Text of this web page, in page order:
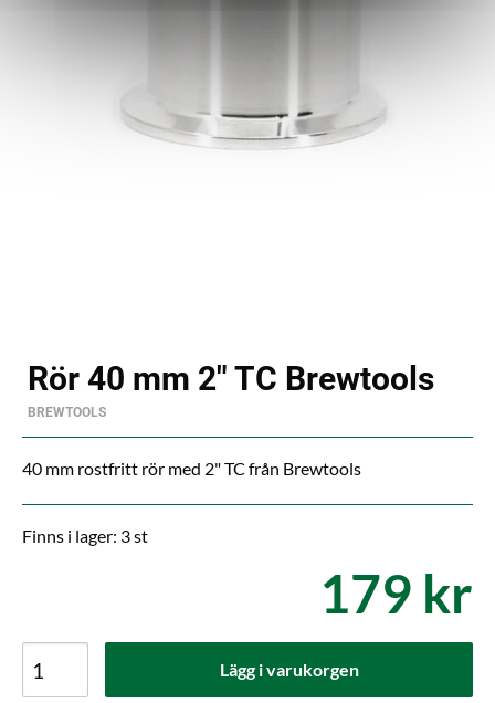
Rör 40 mm 2" TC Brewtools
BREWTOOLS
40 mm rostfritt rör med 2" TC från Brewtools
Finns i lager: 3 st
179 kr
Lägg i varukorgen